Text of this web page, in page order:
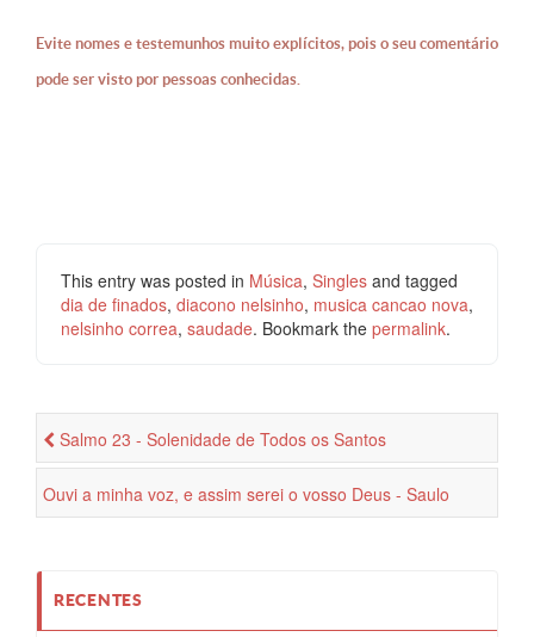
Evite nomes e testemunhos muito explícitos, pois o seu comentário
pode ser visto por pessoas conhecidas.
This entry was posted in Música, Singles and tagged
dia de finados, diacono nelsinho, musica cancao nova,
nelsinho correa, saudade. Bookmark the permalink.
Salmo 23 - Solenidade de Todos os Santos
Ouvi a minha voz, e assim serei o vosso Deus - Saulo
RECENTES